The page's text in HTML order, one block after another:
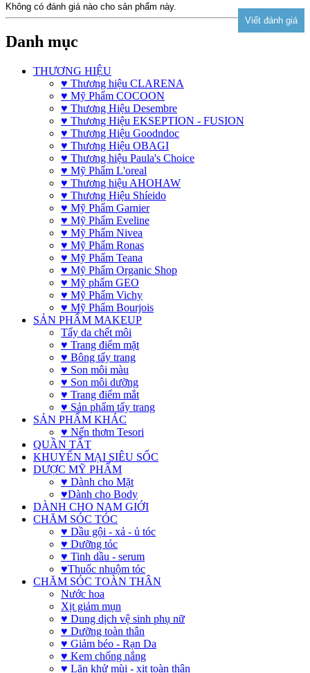
Không có đánh giá nào cho sản phẩm này.
Danh mục
THƯƠNG HIỆU
♥ Thương hiệu CLARENA
♥ Mỹ Phẩm COCOON
♥ Thương Hiệu Desembre
♥ Thương Hiệu EKSEPTION - FUSION
♥ Thương Hiệu Goodndoc
♥ Thương Hiệu OBAGI
♥ Thương hiệu Paula's Choice
♥ Mỹ Phẩm L'oreal
♥ Thương hiệu AHOHAW
♥ Thương Hiệu Shíeido
♥ Mỹ Phẩm Garnier
♥ Mỹ Phẩm Eveline
♥ Mỹ Phẩm Nivea
♥ Mỹ Phẩm Ronas
♥ Mỹ Phẩm Teana
♥ Mỹ Phẩm Organic Shop
♥ Mỹ phẩm GEO
♥ Mỹ Phẩm Vichy
♥ Mỹ Phẩm Bourjois
SẢN PHẨM MAKEUP
Tẩy da chết môi
♥ Trang điểm mặt
♥ Bông tẩy trang
♥ Son môi màu
♥ Son môi dưỡng
♥ Trang điểm mắt
♥ Sản phẩm tẩy trang
SẢN PHẨM KHÁC
♥ Nến thơm Tesori
QUẦN TẤT
KHUYẾN MẠI SIÊU SỐC
DƯỢC MỸ PHẨM
♥ Dành cho Mặt
♥Dành cho Body
DÀNH CHO NAM GIỚI
CHĂM SÓC TÓC
♥ Dầu gội - xả - ủ tóc
♥ Dưỡng tóc
♥ Tinh dầu - serum
♥Thuốc nhuộm tóc
CHĂM SÓC TOÀN THÂN
Nước hoa
Xịt giảm mụn
♥ Dung dịch vệ sinh phụ nữ
♥ Dưỡng toàn thân
♥ Giảm béo - Rạn Da
♥ Kem chống nắng
♥ Lăn khử mùi - xịt toàn thân